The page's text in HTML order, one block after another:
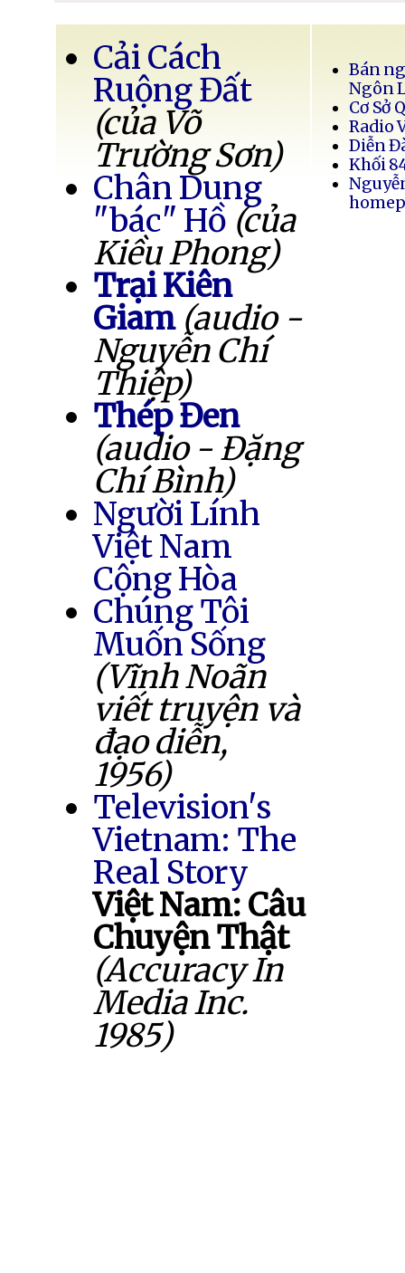
Cải Cách
Ruộng Đất
(của Võ
Trường Sơn)
Chân Dung
"bác" Hồ (của
Kiều Phong)
Trại Kiên
Giam (audio -
Nguyễn Chí
Thiệp)
Thép Đen
(audio - Đặng
Chí Bình)
Người Lính
Việt Nam
Cộng Hòa
Chúng Tôi
Muốn Sống
(Vĩnh Noãn
viết truyện và
đạo diễn,
1956)
Television's
Vietnam: The
Real Story
Việt Nam: Câu
Chuyện Thật
(Accuracy In
Media Inc.
1985)
Bán
Ngôn
Cơ Sở
Radio
Diễn
Khối